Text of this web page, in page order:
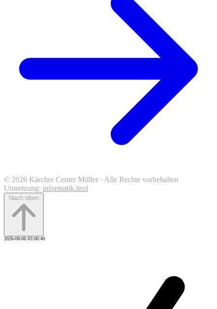
© 2026 Kärcher Center Müller · Alle Rechte vorbehalten
Umsetzung: informatik.tirol
Nach oben
2026-08-06 03:00:40